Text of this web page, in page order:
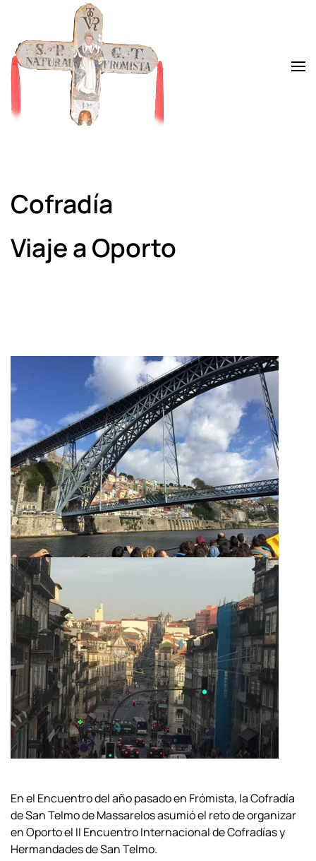
Skip to main content
Cofradía
Viaje a Oporto
En el Encuentro del año pasado en Frómista, la Cofradía
de San Telmo de Massarelos asumió el reto de organizar
en Oporto el II Encuentro Internacional de Cofradías y
Hermandades de San Telmo.